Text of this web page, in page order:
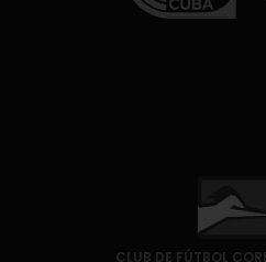
CLUB DE FÚTBOL